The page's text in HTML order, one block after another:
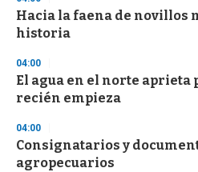
Hacia la faena de novillos
historia
04:00
El agua en el norte
recién empieza
04:00
Consignatarios y
agropecuarios